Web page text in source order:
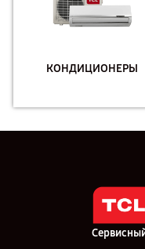
КОНДИЦИОНЕРЫ